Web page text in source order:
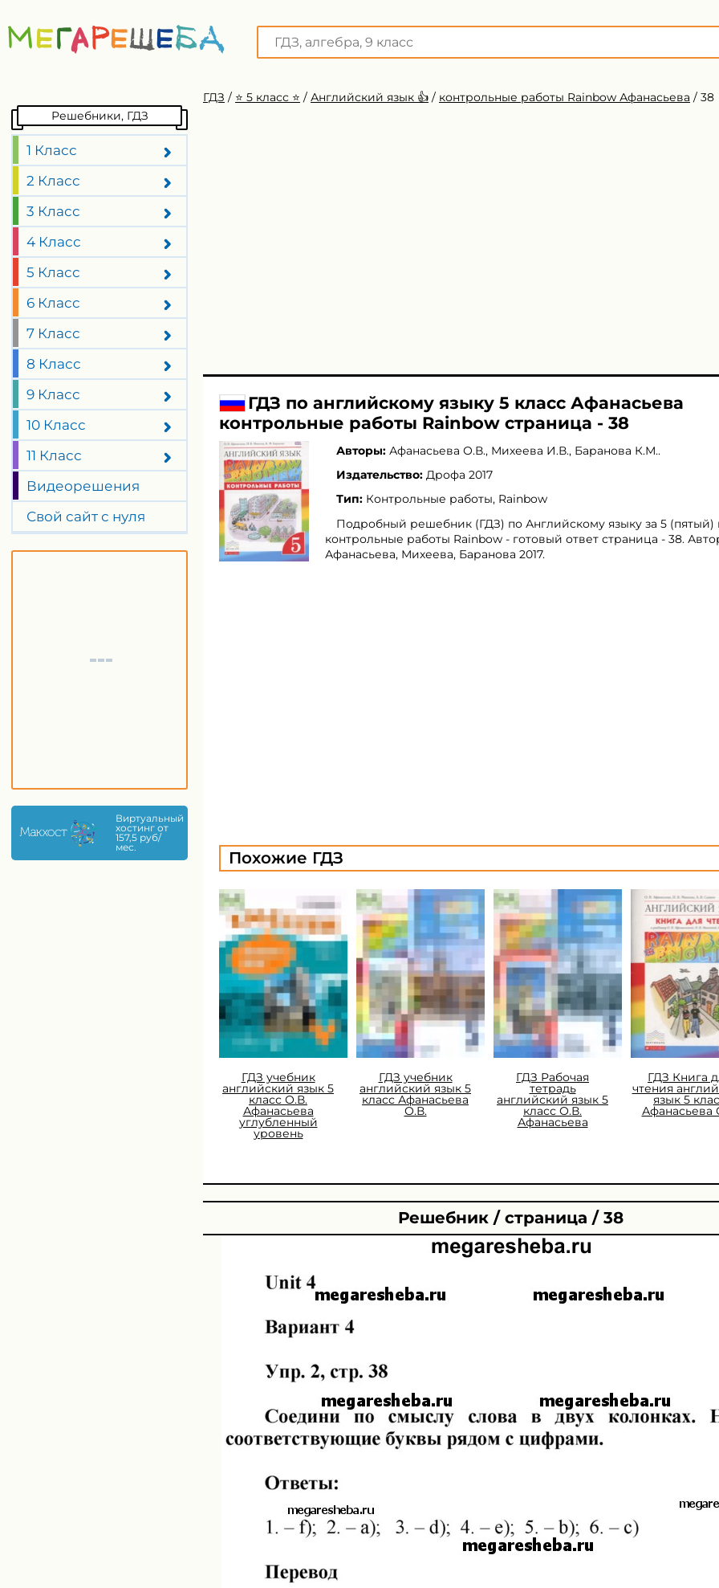
Решебники, ГДЗ
1 Класс
2 Класс
3 Класс
4 Класс
5 Класс
6 Класс
7 Класс
8 Класс
9 Класс
10 Класс
11 Класс
Видеорешения
Свой сайт с нуля
Виртуальный
хостинг от
157,5 руб/
мес.
ГДЗ / ⭐️ 5 класс ⭐️ / Английский язык 👍 / контрольные работы Rainbow Афанасьева / 38
ГДЗ по английскому языку 5 класс Афанасьева
контрольные работы Rainbow страница - 38
Авторы: Афанасьева О.В., Михеева И.В., Баранова К.М..
Издательство: Дрофа 2017
Тип: Контрольные работы, Rainbow
Подробный решебник (ГДЗ) по Английскому языку за 5 (пятый)
контрольные работы Rainbow - готовый ответ страница - 38.
Афанасьева, Михеева, Баранова 2017.
Похожие ГДЗ
ГДЗ учебник
английский язык 5
класс О.В.
Афанасьева
углубленный
уровень
ГДЗ учебник
английский язык 5
класс Афанасьева
О.В.
ГДЗ Рабочая
тетрадь
английский язык 5
класс О.В.
Афанасьева
ГДЗ Книга
чтения
язык 5
Афанасьева
Решебник / страница / 38